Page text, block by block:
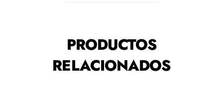
PRODUCTOS
RELACIONADOS